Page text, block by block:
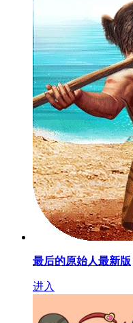
最后的原始人最新版
进入